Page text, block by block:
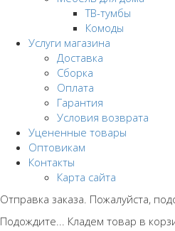
ТВ-тумбы
Комоды
Услуги магазина
Доставка
Сборка
Оплата
Гарантия
Условия возврата
Уцененные товары
Оптовикам
Контакты
Карта сайта
Отправка заказа. Пожалуйста,
Подождите... Кладем товар в